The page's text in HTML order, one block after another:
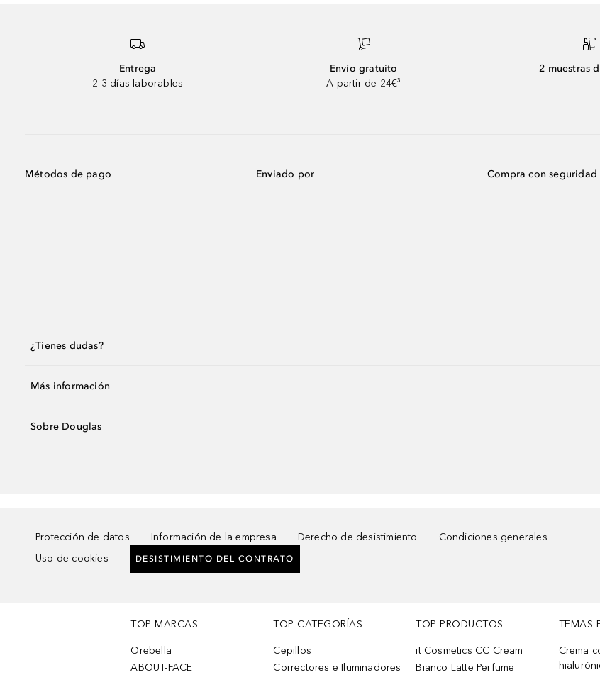
Entrega
2-3 días laborables
Envío gratuito
A partir de 24€³
2 muestras
Métodos de pago Enviado por Compra con seguridad
¿Tienes dudas?
Más información
Sobre Douglas
Protección de datos Información de la empresa Derecho de desistimiento
Condiciones generales
Uso de cookies
DESISTIMIENTO DEL CONTRATO
TOP MARCAS
Orebella
ABOUT-FACE
TOP CATEGORÍAS
Cepillos
Correctores e Iluminadores
TOP PRODUCTOS
it Cosmetics CC Cream
Bianco Latte Perfume
TEMAS
Crema